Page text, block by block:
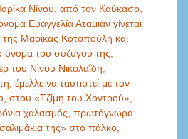
Νίνου, από τον Καύκασο,
Ευαγγελία Αταμιάν γίνεται
Μαρίκας Κοτοπούλη και
όνομα του συζύγου της,
του Νίνου Νικολαΐδη,
έμελλε να ταυτιστεί με τον
στου «Τζίμη του Χοντρού»,
χαλασμός, πρωτόγνωρα
της» στο πάλκο,